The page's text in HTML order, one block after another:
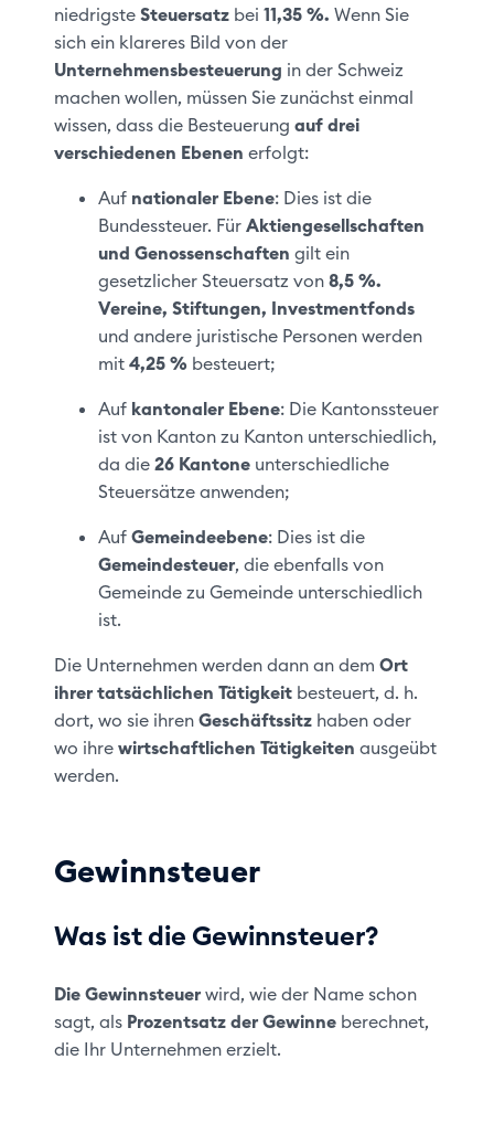
niedrigsteSteuersatz bei11,35 %. Wenn Sie
sich ein klareres Bild von der
Unternehmensbesteuerung in der Schweiz
machen wollen, müssen Sie zunächst einmal
wissen, dass die Besteuerungauf drei
verschiedenen Ebenen erfolgt:
Auf nationaler Ebene: Dies ist die
Bundessteuer. FürAktiengesellschaften
und Genossenschaften gilt ein
gesetzlicher Steuersatz von8,5 %.
Vereine, Stiftungen, Investmentfonds
und andere juristische Personen werden
mit4,25 % besteuert;
Auf kantonaler Ebene: Die Kantonssteuer
ist von Kanton zu Kanton unterschiedlich,
da die26 Kantone unterschiedliche
Steuersätze anwenden;
AufGemeindeebene: Dies ist die
Gemeindesteuer, die ebenfalls von
Gemeinde zu Gemeinde unterschiedlich
ist.
Die Unternehmen werden dann an demOrt
ihrer tatsächlichen Tätigkeit besteuert, d. h.
dort, wo sie ihrenGeschäftssitz haben oder
wo ihrewirtschaftlichen Tätigkeiten ausgeübt
werden.
Gewinnsteuer
Was ist die Gewinnsteuer?
Die Gewinnsteuer wird, wie der Name schon
sagt, als Prozentsatz der Gewinne berechnet,
die Ihr Unternehmen erzielt.